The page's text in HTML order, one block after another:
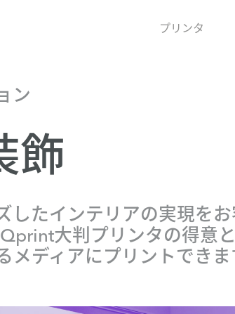
プリンタ
ン
飾
したインテリアの実現を
大判プリンタの得意
メディアにプリントできま